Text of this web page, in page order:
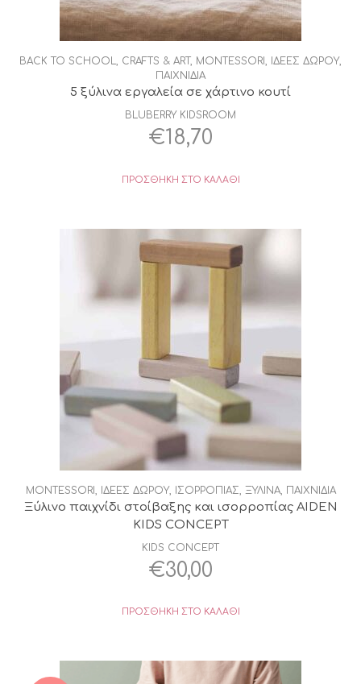
BACK TO SCHOOL, CRAFTS & ART , MONTESSORI , ΙΔΕΕΣ ΔΩΡΟΥ,
ΠΑΙΧΝΙΔΙΑ
5 ξύλινα εργαλεία σε χάρτινο κουτί
BLUBERRY KIDSROOM
€18,70
ΠΡΟΣΘΉΚΗ ΣΤΟ ΚΑΛΆΘΙ
MONTESSORI ΙΔΕΕΣ ΔΩΡΟΥ, ΙΣΟΡΡΟΠΙΑΣ ΞΥΛΙΝΑ, ΠΑΙΧΝΙΔΙΑ
Ξύλινο παιχνίδι στοίβαξης και ισορροπίας AIDEN
KIDS CONCEPT
KIDS CONCEPT
€30,00
ΠΡΟΣΘΉΚΗ ΣΤΟ ΚΑΛΆΘΙ